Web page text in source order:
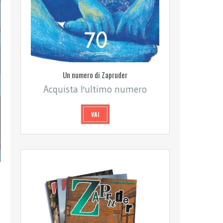
Un numero di Zapruder
Acquista l'ultimo numero
VAI